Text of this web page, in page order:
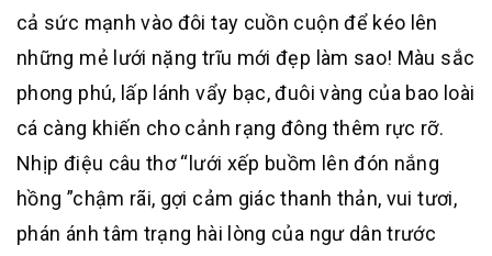
cả sức mạnh vào đôi tay cuồn cuộn để kéo lên
những mẻ lưới nặng trĩu mới đẹp làm sao! Màu sắc
phong phú, lấp lánh vẩy bạc, đuôi vàng của bao loài
cá càng khiến cho cảnh rạng đông thêm rực rỡ.
Nhịp điệu câu thơ “lưới xếp buồm lên đón nắng
hồng ”chậm rãi, gợi cảm giác thanh thản, vui tươi,
phán ánh tâm trạng hài lòng của ngư dân trước